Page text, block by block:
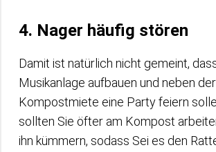
4. Nager häufig stören
Damit ist natürlich nicht gemeint,
Musikanlage aufbauen und neben der
Kompostmiete eine Party feiern
sollten Sie öfter am Kompost
ihn kümmern, sodass Sei es den